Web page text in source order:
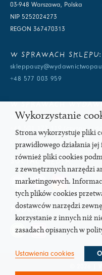
03-948 Warszawa, Polska
NIP 5252024273
REGON 367470313
W SPRAWACH SKLEPU:
+48 577 003 959
info@wydawnictwopauza.pl
+48 501 177 119 (czynny w
proszę o wysłanie
SOCIAL MEDIA
PODCAST
Wykorzystanie
Strona wykorzystuje pliki
prawidłowego działania
również pliki cookies
z zewnętrznych narzędzi
marketingowych.
tych plików cookies
dostawców narzędzi
korzystanie z innych niż
zasadach opisanych w
Ustawienia cookies